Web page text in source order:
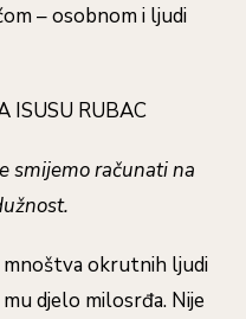
– osobnom i ljudi
ISUSU RUBAC
smijemo računati na
mnoštva okrutnih ljudi
djelo milosrđa. Nije